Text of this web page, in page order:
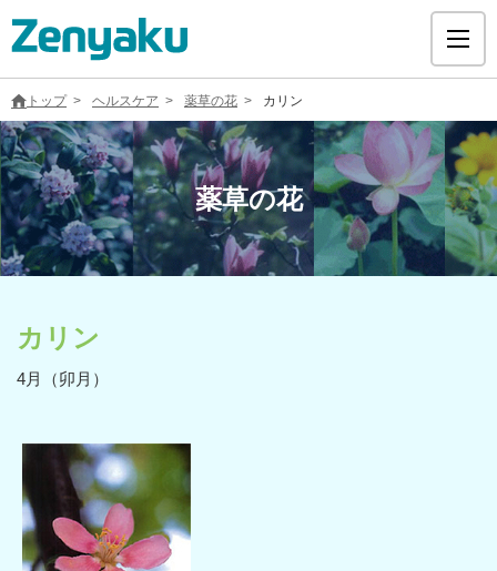
グループについて
サステナビリティ
ヘルスケア
医療用医薬品
お問い合わせ
トップ ヘルスケア 薬草の花 カリン
薬草の花
カリン
4月（卯月）